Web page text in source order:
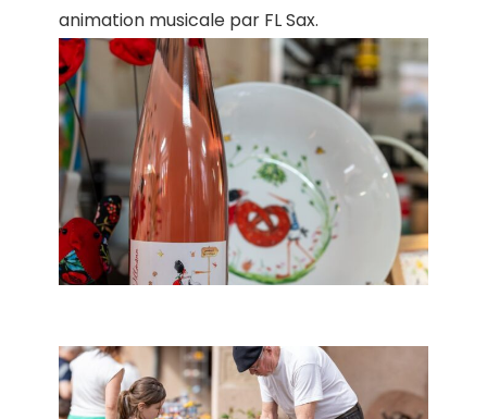
animation musicale par FL Sax.